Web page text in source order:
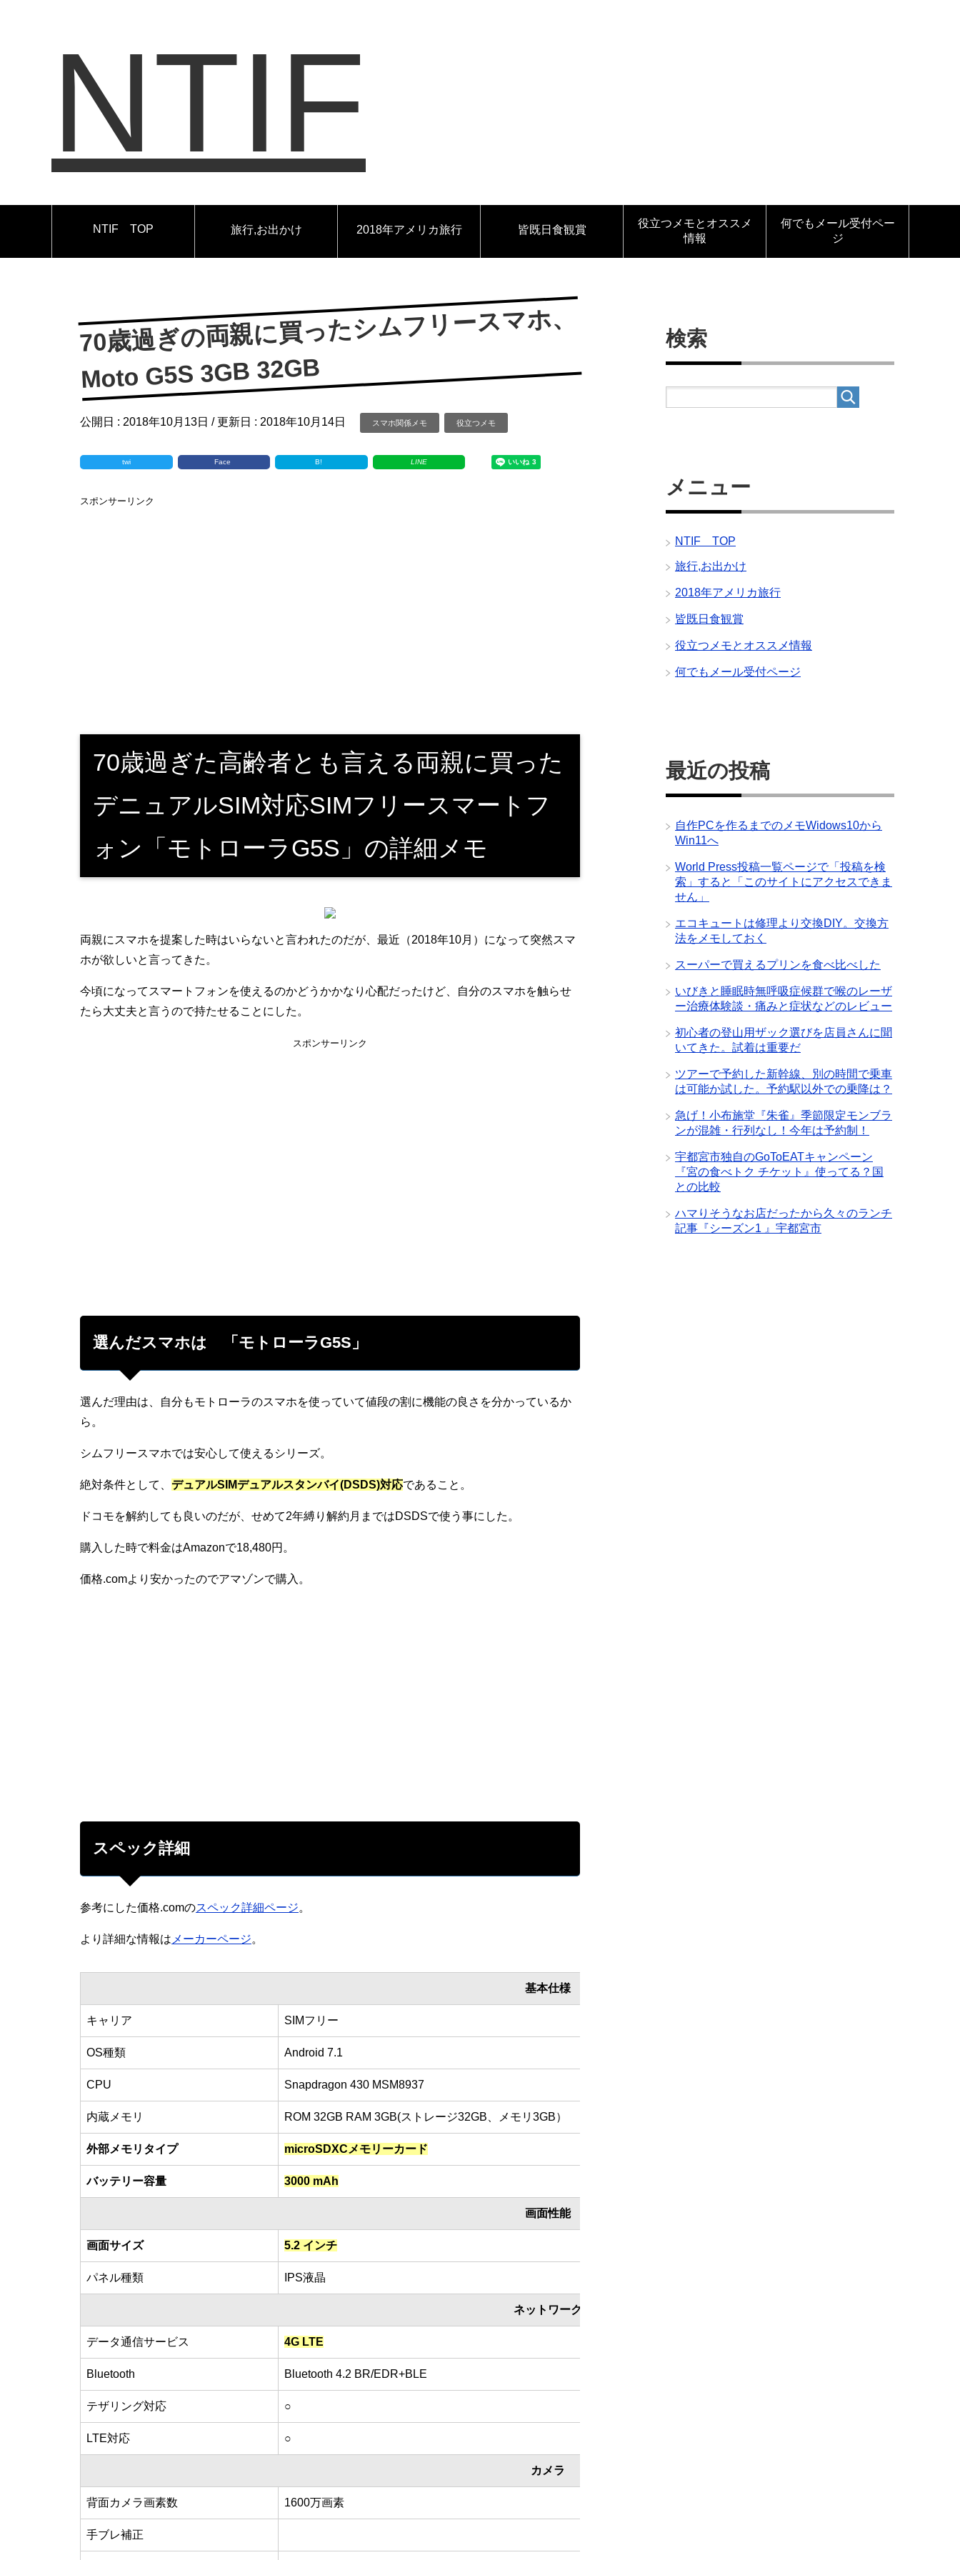
NTIF
NTIF TOP 旅行,お出かけ 2018年アメリカ旅行 皆既日食観賞
役立つメモとオススメ
情報
何でもメール受付ペー
ジ
70歳過ぎの両親に買ったシムフリースマホ、
Moto G5S 3GB 32GB
公開日 : 2018年10月13日 / 更新日 : 2018年10月14日 スマホ関係メモ 役立つメモ
twi Face B! LINE
スポンサーリンク
70歳過ぎた高齢者とも言える両親に買った
デニュアルSIM対応SIMフリースマートフ
ォン「モトローラG5S」の詳細メモ
両親にスマホを提案した時はいらないと言われたのだが、最近（2018年10月）になって突然スマ
ホが欲しいと言ってきた。
今頃になってスマートフォンを使えるのかどうかかなり心配だったけど、自分のスマホを触らせ
たら大丈夫と言うので持たせることにした。
スポンサーリンク
選んだスマホは 「モトローラG5S」
選んだ理由は、自分もモトローラのスマホを使っていて値段の割に機能の良さを分かっているか
ら。
シムフリースマホでは安心して使えるシリーズ。
絶対条件として、 デュアルSIMデュアルスタンバイ(DSDS)対応であること。
ドコモを解約しても良いのだが、せめて2年縛り解約月まではDSDSで使う事にした。
購入した時で料金はAmazonで18,480円。
価格.comより安かったのでアマゾンで購入。
スペック詳細
参考にした価格.comのスペック詳細ページ。
より詳細な情報は メーカーページ。
基本仕様
キャリア SIMフリー
OS種類 Android 7.1
CPU Snapdragon 430 MSM8937
内蔵メモリ ROM 32GB RAM 3GB(ストレージ32GB、メモリ3GB）
外部メモリタイプ microSDXCメモリーカード
バッテリー容量 3000 mAh
画面性能
画面サイズ 5.2 インチ
パネル種類 IPS液晶
ネットワーク
データ通信サービス 4G LTE
Bluetooth Bluetooth 4.2 BR/EDR+BLE
テザリング対応 ○
LTE対応 ○
カメラ
背面カメラ画素数 1600万画素
手ブレ補正
検索
メニュー
NTIF TOP
旅行,お出かけ
2018年アメリカ旅行
皆既日食観賞
役立つメモとオススメ情報
何でもメール受付ページ
最近の投稿
自作PCを作るまでのメモWidows10から
Win11へ
World Press投稿一覧ページで「投稿を検
索」すると「このサイトにアクセスできま
せん」
エコキュートは修理より交換DIY。交換方
法をメモしておく
スーパーで買えるプリンを食べ比べした
いびきと睡眠時無呼吸症候群で喉のレーザ
ー治療体験談・痛みと症状などのレビュー
初心者の登山用ザック選びを店員さんに聞
いてきた。試着は重要だ
ツアーで予約した新幹線、別の時間で乗車
は可能か試した。予約駅以外での乗降は？
急げ！小布施堂『朱雀』季節限定モンブラ
ンが混雑・行列なし！今年は予約制！
宇都宮市独自のGoToEATキャンペーン
『宮の食べトク チケット』使ってる？国
との比較
ハマりそうなお店だったから久々のランチ
記事『シーズン1 』宇都宮市